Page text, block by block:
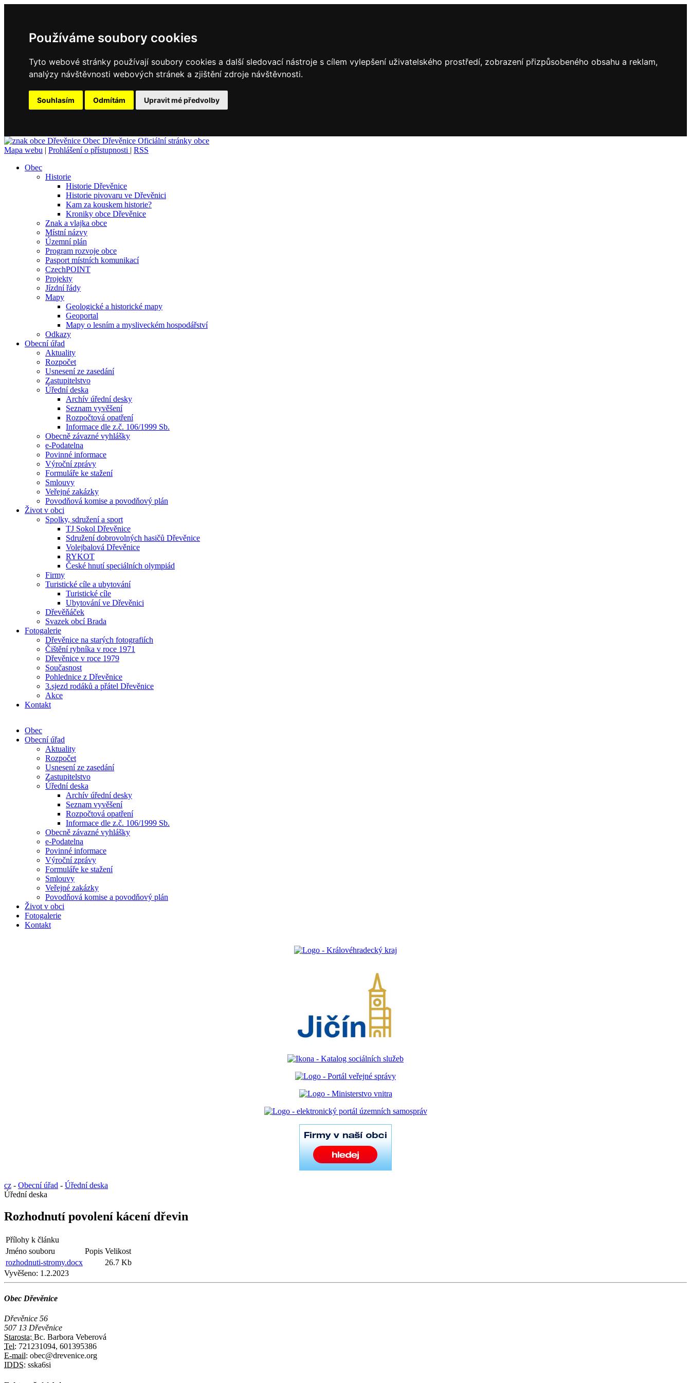
Používáme soubory cookies
Tyto webové stránky používají soubory cookies a další sledovací nástroje s cílem vylepšení uživatelského prostředí, zobrazení přizpůsobeného obsahu a reklam,
analýzy návštěvnosti webových stránek a zjištění zdroje návštěvnosti.
Souhlasím Odmítám Upravit mé předvolby
Obec Dřevěnice Oficiální stránky obce
Mapa webu | Prohlášení o přístupnosti | RSS
Obec
Historie
Historie Dřevěnice
Historie pivovaru ve Dřevěnici
Kam za kouskem historie?
Kroniky obce Dřevěnice
Znak a vlajka obce
Místní názvy
Územní plán
Program rozvoje obce
Pasport místních komunikací
CzechPOINT
Projekty
Jízdní řády
Mapy
Geologické a historické mapy
Geoportal
Mapy o lesním a mysliveckém hospodářství
Odkazy
Obecní úřad
Aktuality
Rozpočet
Usnesení ze zasedání
Zastupitelstvo
Úřední deska
Archív úřední desky
Seznam vyvěšení
Rozpočtová opatření
Informace dle z.č. 106/1999 Sb.
Obecně závazné vyhlášky
e-Podatelna
Povinné informace
Výroční zprávy
Formuláře ke stažení
Smlouvy
Veřejné zakázky
Povodňová komise a povodňový plán
Život v obci
Spolky, sdružení a sport
TJ Sokol Dřevěnice
Sdružení dobrovolných hasičů Dřevěnice
Volejbalová Dřevěnice
RYKOT
České hnutí speciálních olympiád
Firmy
Turistické cíle a ubytování
Turistické cíle
Ubytování ve Dřevěnici
Dřevěňáček
Svazek obcí Brada
Fotogalerie
Dřevěnice na starých fotografiích
Čištění rybníka v roce 1971
Dřevěnice v roce 1979
Současnost
Pohlednice z Dřevěnice
3.sjezd rodáků a přátel Dřevěnice
Akce
Kontakt
Obec
Obecní úřad
Aktuality
Rozpočet
Usnesení ze zasedání
Zastupitelstvo
Úřední deska
Archív úřední desky
Seznam vyvěšení
Rozpočtová opatření
Informace dle z.č. 106/1999 Sb.
Obecně závazné vyhlášky
e-Podatelna
Povinné informace
Výroční zprávy
Formuláře ke stažení
Smlouvy
Veřejné zakázky
Povodňová komise a povodňový plán
Život v obci
Fotogalerie
Kontakt
cz - Obecní úřad - Úřední deska
Úřední deska
Rozhodnutí povolení kácení dřevin
Přílohy k článku
Jméno souboru
Popis Velikost
rozhodnuti-stromy.docx
26.7 Kb
Vyvěšeno: 1.2.2023
Obec Dřevěnice
Dřevěnice 56
507 13 Dřevěnice
Starosta: Bc. Barbora Veberová
Tel: 721231094, 601395386
E-mail: obec@drevenice.org
IDDS: sska6si